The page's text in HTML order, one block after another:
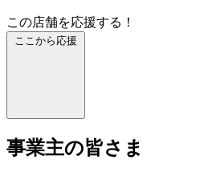
この店舗を応援する！
ここから応援
事業主の皆さま